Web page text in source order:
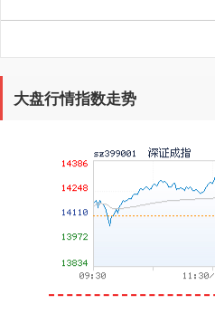
大盘行情指数走势
深证成指
沪深300 4694.44